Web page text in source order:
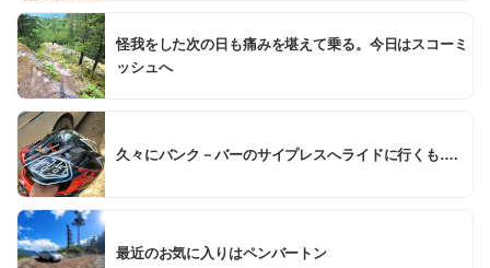
怪我をした次の日も痛みを堪えて乗る。今日はスコーミ
ッシュへ
久々にバンク－バーのサイプレスへライドに行くも….
最近のお気に入りはペンバートン